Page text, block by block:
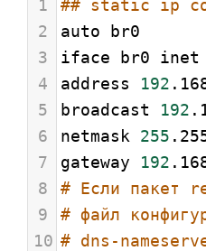
1
## static ip
2
auto br0
3
iface br0
4
address 192
5
broadcast 192
6
netmask 255
7
gateway 192
8
# Если пакет
9
# файл
10 # dns-